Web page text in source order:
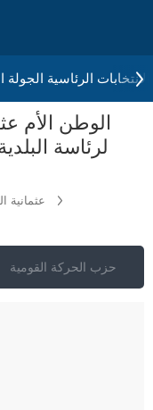
2023 الانتخابات الرئاسية الجولة
الوطن الأم
عثمانية
حزب الحركة القومية